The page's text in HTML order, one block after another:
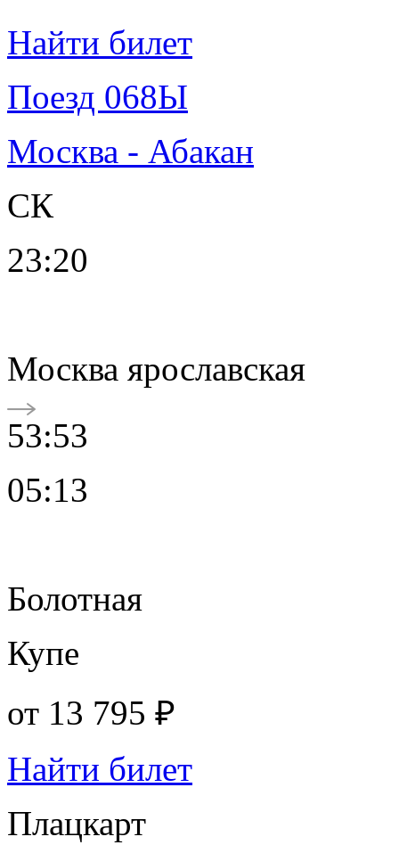
Найти билет
Поезд 068Ы
Москва - Абакан
СК
23:20
Москва ярославская
53:53
05:13
Болотная
Купе
от 13 795 ₽
Найти билет
Плацкарт